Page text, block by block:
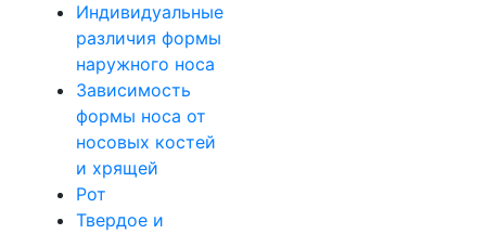
Индивидуальные
различия формы
наружного носа
Зависимость
формы носа от
носовых костей
и хрящей
Рот
Твердое и